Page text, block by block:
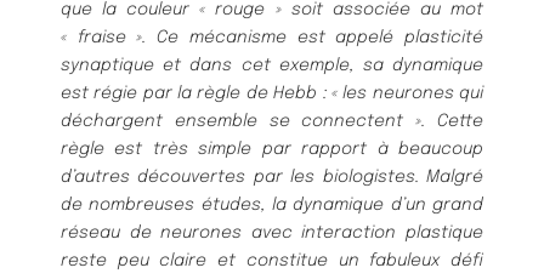
que la couleur « rouge » soit associée au mot
« fraise ». Ce mécanisme est appelé plasticité
synaptique et dans cet exemple, sa dynamique
est régie par la règle de Hebb : « les neurones qui
déchargent ensemble se connectent ». Cette
règle est très simple par rapport à beaucoup
d’autres découvertes par les biologistes. Malgré
de nombreuses études, la dynamique d’un grand
réseau de neurones avecinteraction plastique
reste peu claire et constitue un fabuleux défi